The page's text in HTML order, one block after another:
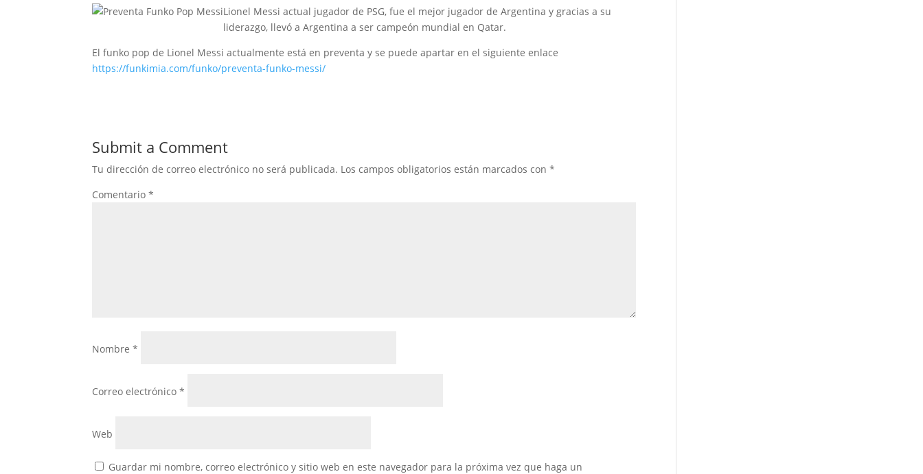
Lionel Messi actual jugador de PSG, fue el mejor jugador de Argentina y gracias a su
liderazgo, llevó a Argentina a ser campeón mundial en Qatar.
El funko pop de Lionel Messi actualmente está en preventa y se puede apartar en el siguiente enlace
https://funkimia.com/funko/preventa-funko-messi/
Submit a Comment
Tu dirección de correo electrónico no será publicada. Los campos obligatorios están marcados con*
Comentario*
Nombre*
Correo electrónico*
Web
Guardar mi nombre, correo electrónico y sitio web en este navegador para la próxima vez que haga un